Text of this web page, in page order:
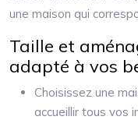
une maison qui
Taille et
adapté à vos
Choisissez une
accueillir tous vos